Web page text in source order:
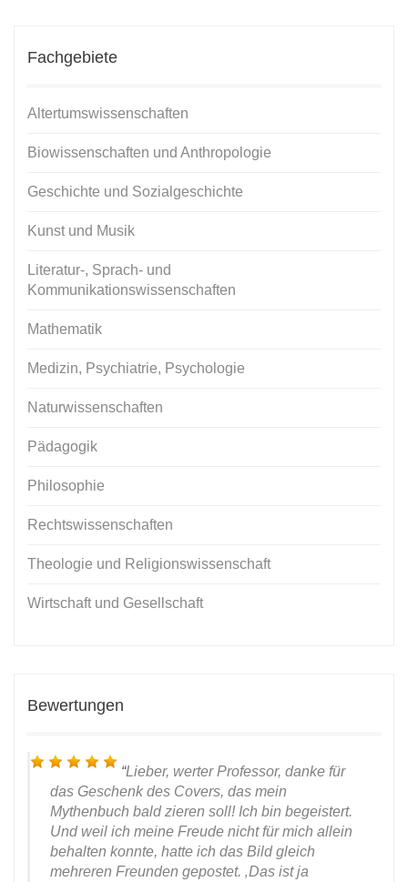
Fachgebiete
Altertumswissenschaften
Biowissenschaften und Anthropologie
Geschichte und Sozialgeschichte
Kunst und Musik
Literatur-, Sprach- und
Kommunikationswissenschaften
Mathematik
Medizin, Psychiatrie, Psychologie
Naturwissenschaften
Pädagogik
Philosophie
Rechtswissenschaften
Theologie und Religionswissenschaft
Wirtschaft und Gesellschaft
Bewertungen
Lieber, werter Professor, danke für
das Geschenk des Covers, das mein
Mythenbuch bald zieren soll! Ich bin begeistert.
Und weil ich meine Freude nicht für mich allein
behalten konnte, hatte ich das Bild gleich
mehreren Freunden gepostet. ‚Das ist ja